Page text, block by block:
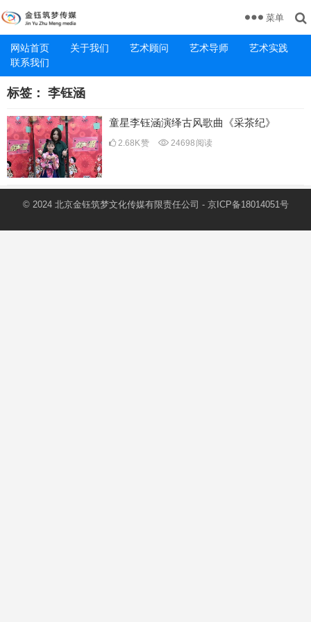
网站首页 关于我们 艺术顾问 艺术导师
艺术实践
联系我们
菜单
标签： 李钰涵
童星李钰涵演绎古风歌曲《采茶纪》
2.68K赞 24698 阅读
© 2024 北京金钰筑梦文化传媒有限责任公司 - 京ICP备18014051号